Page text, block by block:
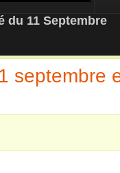
du 11 Septembre
septembre